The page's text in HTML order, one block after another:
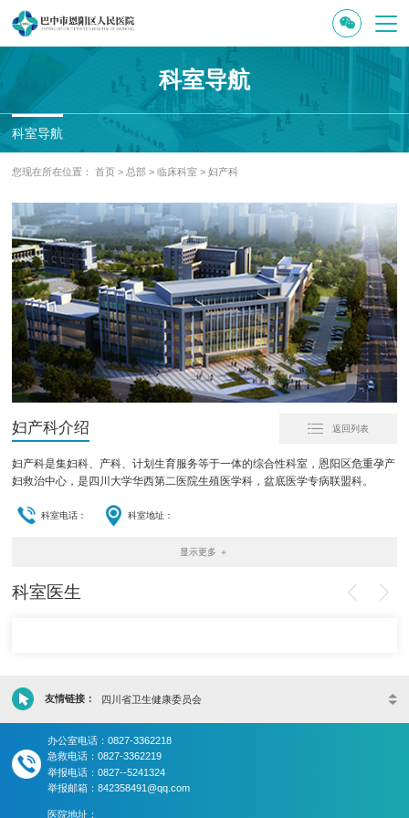
科室导航
科室导航
您现在所在位置：首页 > 总部 >临床科室 >妇产科
妇产科介绍 返回列表
妇产科是集妇科、产科、计划生育服务等于一体的综合性科室，恩阳区危重孕产
妇救治中心，是四川大学华西第二医院生殖医学科，盆底医学专病联盟科。
科室电话： 科室地址：
显示更多 ＋
科室医生
友情链接： 四川省卫生健康委员会
办公室电话：0827-3362218
急救电话：0827-3362219
举报电话：0827--5241324
举报邮箱：842358491@qq.com
医院地址：